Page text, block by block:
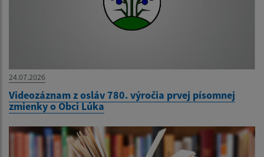
24.07.2026
Videozáznam z osláv 780. výročia prvej písomnej
zmienky o Obci Lúka